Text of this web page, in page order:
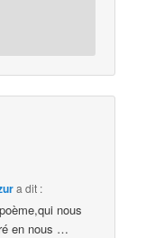
a dit :
nous
en nous …